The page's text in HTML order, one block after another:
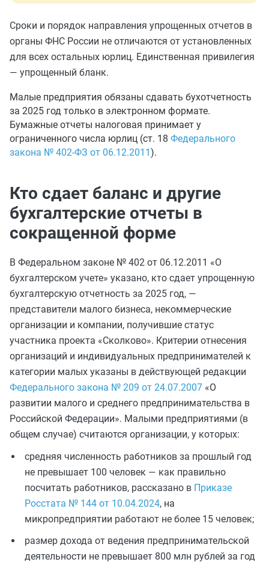
Сроки и порядок направления упрощенных отчетов в
органы ФНС России не отличаются от установленных
для всех остальных юрлиц. Единственная привилегия
— упрощенный бланк.
Малые предприятия обязаны сдавать бухотчетность
за 2025 год только в электронном формате.
Бумажные отчеты налоговая принимает у
ограниченного числа юрлиц (ст. 18 Федерального
закона № 402-ФЗ от 06.12.2011).
Кто сдает баланс и другие
бухгалтерские отчеты в
сокращенной форме
В Федеральном законе № 402 от 06.12.2011 «О
бухгалтерском учете» указано, кто сдает упрощенную
бухгалтерскую отчетность за 2025 год, —
представители малого бизнеса, некоммерческие
организации и компании, получившие статус
участника проекта «Сколково». Критерии отнесения
организаций и индивидуальных предпринимателей к
категории малых указаны в действующей редакции
Федерального закона № 209 от 24.07.2007 «О
развитии малого и среднего предпринимательства в
Российской Федерации». Малыми предприятиями (в
общем случае) считаются организации, у которых:
средняя численность работников за прошлый год
не превышает 100 человек — как правильно
посчитать работников, рассказано в Приказе
Росстата № 144 от 10.04.2024, на
микропредприятии работают не более 15 человек;
размер дохода от ведения предпринимательской
деятельности не превышает 800 млн рублей за год